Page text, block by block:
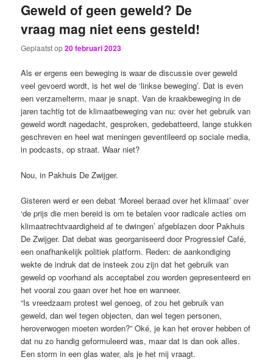
Geweld of geen geweld? De
vraag mag niet eens gesteld!
Geplaatst op20 februari 2023
Als er ergens een beweging is waar de discussie over geweld
veel gevoerd wordt, is het wel de ‘linkse beweging’. Dat is even
een verzamelterm, maar je snapt. Van de kraakbeweging in de
jaren tachtig tot de klimaatbeweging van nu: over het gebruik van
geweld wordt nagedacht, gesproken, gedebatteerd, lange stukken
geschreven en heel wat meningen geventileerd op sociale media,
in podcasts, op straat. Waar niet?
Nou, in Pakhuis De Zwijger.
Gisteren werd er een debat ‘Moreel beraad over het klimaat’ over
‘de prijs die men bereid is om te betalen voor radicale acties om
klimaatrechtvaardigheid af te dwingen’ afgeblazen door Pakhuis
De Zwijger. Dat debat was georganiseerd door Progressief Café,
een onafhankelijk politiek platform. Reden: de aankondiging
wekte de indruk dat de insteek zou zijn dat het gebruik van
geweld op voorhand als acceptabel zou worden gepresenteerd en
het vooral zou gaan over het hoe en wanneer.
“Is vreedzaam protest wel genoeg, of zou het gebruik van
geweld, dan wel tegen objecten, dan wel tegen personen,
heroverwogen moeten worden?” Oké, je kan het erover hebben of
dat nu zo handig geformuleerd was, maar dat is dan ook alles.
Een storm in een glas water, als je het mij vraagt.